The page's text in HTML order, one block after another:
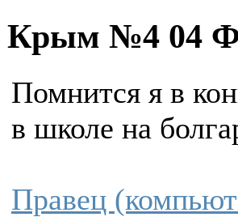
Крым №4 04
Помнится я в
в школе на
Правец